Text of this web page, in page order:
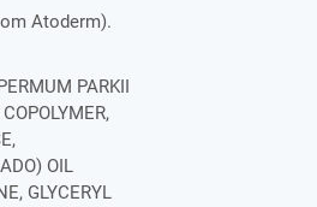
Atoderm).
PARKII
OIL
GLYCERYL